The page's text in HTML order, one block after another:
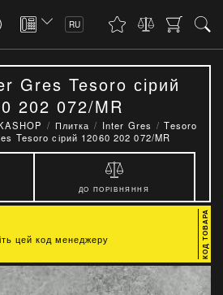
RU
Gres Tesoro сірий
202 072/MR
Плитка Inter Gres
Tesoro
Tesoro сірий 12060 202 072/MR
ДО ПОРІВНЯННЯ
цей код менеджеру